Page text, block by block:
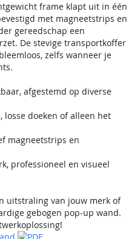
frame klapt uit in één
met magneetstrips en
gereedschap een
De stevige transportkoffer
zelfs wanneer je
afgestemd op diverse
losse doeken of alleen het
magneetstrips en
professioneel en visueel
uitstraling van jouw merk of
gebogen pop-up wand.